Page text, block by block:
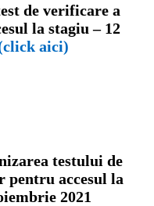
de verificare a
la stagiu – 12
aici)
testului de
pentru accesul la
2021